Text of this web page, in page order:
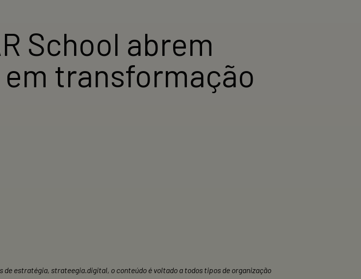
School abrem
transformação
estratégia, strateegia.digital, o conteúdo é voltado a todos tipos de organização